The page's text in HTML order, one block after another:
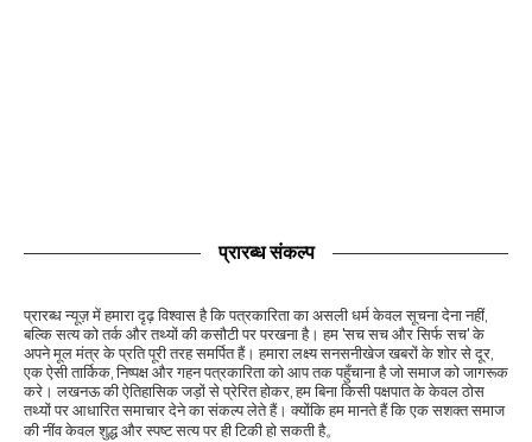
प्रारब्ध संकल्प
प्रारब्ध न्यूज़ में हमारा दृढ़ विश्वास है कि पत्रकारिता का असली धर्म केवल सूचना देना नहीं,
बल्कि सत्य को तर्क और तथ्यों की कसौटी पर परखना है। हम 'सच सच और सिर्फ सच' के
अपने मूल मंत्र के प्रति पूरी तरह समर्पित हैं। हमारा लक्ष्य सनसनीखेज खबरों के शोर से दूर,
एक ऐसी तार्किक, निष्पक्ष और गहन पत्रकारिता को आप तक पहुँचाना है जो समाज को जागरूक
करे। लखनऊ की ऐतिहासिक जड़ों से प्रेरित होकर, हम बिना किसी पक्षपात के केवल ठोस
तथ्यों पर आधारित समाचार देने का संकल्प लेते हैं। क्योंकि हम मानते हैं कि एक सशक्त समाज
की नींव केवल शुद्ध और स्पष्ट सत्य पर ही टिकी हो सकती है。